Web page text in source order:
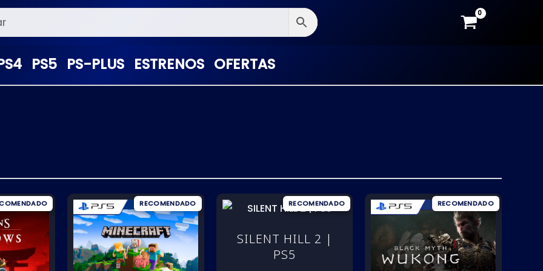
PS5 PS-PLUS ESTRENOS OFERTAS
SILENT HILL 2 |
PS5